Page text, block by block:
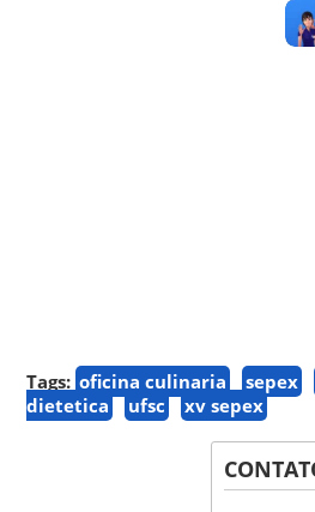
Tags: oficina culinaria sepex
dietetica
ufsc xv sepex